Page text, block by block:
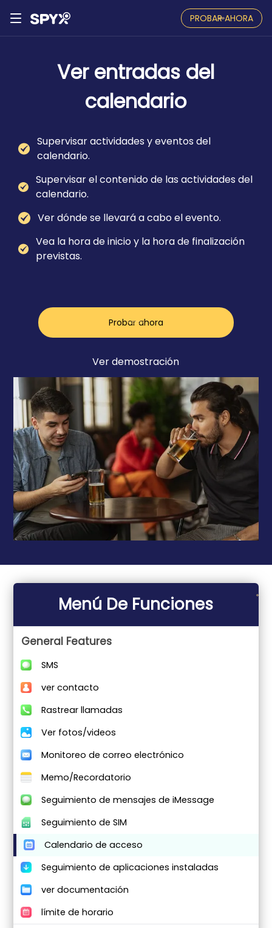
PROBAR AHORA
Ver entradas del
calendario
Supervisar actividades y eventos del
calendario.
Supervisar el contenido de las actividades del
calendario.
Ver dónde se llevará a cabo el evento.
Vea la hora de inicio y la hora de finalización
previstas.
Probar ahora
Ver demostración
Menú De Funciones
General Features
SMS
ver contacto
Rastrear llamadas
Ver fotos/videos
Monitoreo de correo electrónico
Memo/Recordatorio
Seguimiento de mensajes de iMessage
Seguimiento de SIM
Calendario de acceso
Seguimiento de aplicaciones instaladas
ver documentación
límite de horario